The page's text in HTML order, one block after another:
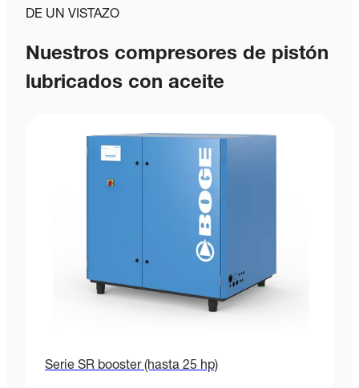
DE UN VISTAZO
Nuestros compresores de pistón
lubricados con aceite
Serie SR booster (hasta 25 hp)